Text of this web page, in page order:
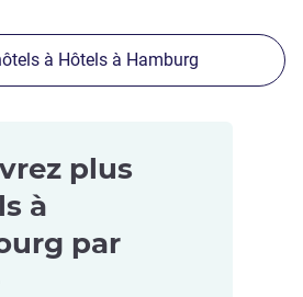
à Hôtels à Hamburg
plus
à
par